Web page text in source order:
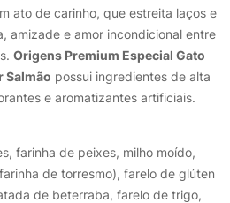
ato de carinho, que estreita laços e
amizade e amor incondicional entre
Origens Premium Especial Gato
Salmão possui ingredientes de alta
e aromatizantes artificiais.
farinha de peixes, milho moído,
de torresmo), farelo de glúten
de beterraba, farelo de trigo,